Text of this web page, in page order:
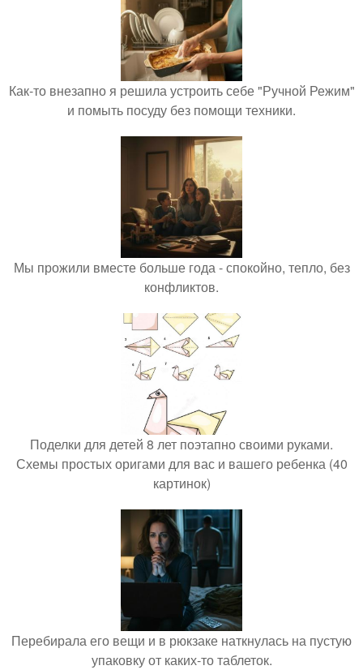
Как-то внезапно я решила устроить себе "Ручной Режим"
и помыть посуду без помощи техники.
Мы прожили вместе больше года - спокойно, тепло, без
конфликтов.
Поделки для детей 8 лет поэтапно своими руками.
Схемы простых оригами для вас и вашего ребенка (40
картинок)
Перебирала его вещи и в рюкзаке наткнулась на пустую
упаковку от каких-то таблеток.